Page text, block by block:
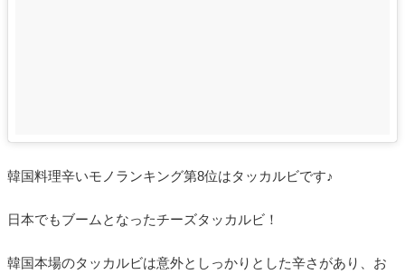
韓国料理辛いモノランキング第8位はタッカルビです♪
日本でもブームとなったチーズタッカルビ！
韓国本場のタッカルビは意外としっかりとした辛さがあり、お